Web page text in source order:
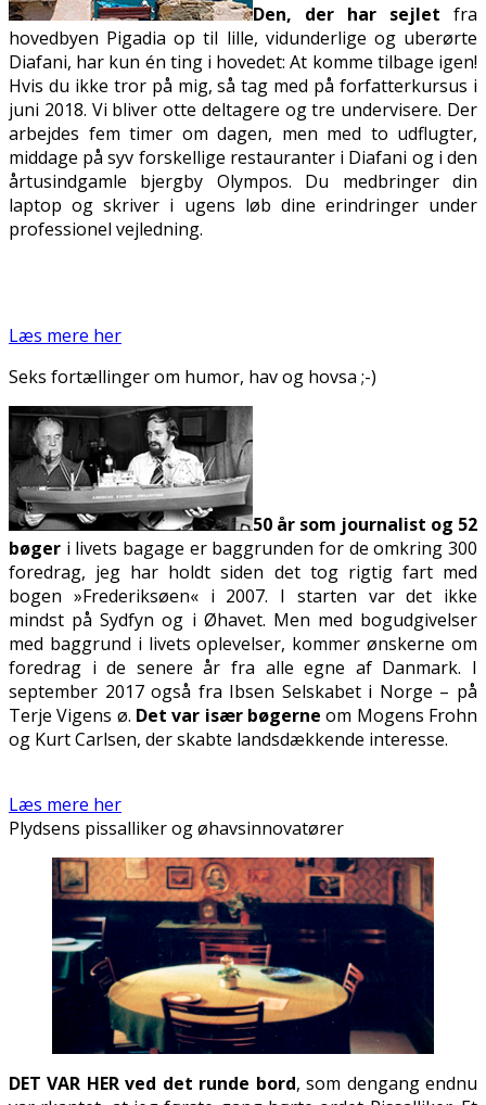
Den, der har sejlet fra
hovedbyen Pigadia op til lille, vidunderlige og uberørte
Diafani, har kun én ting i hovedet: At komme tilbage igen!
Hvis du ikke tror på mig, så tag med på forfatterkursus i
juni 2018. Vi bliver otte deltagere og tre undervisere. Der
arbejdes fem timer om dagen, men med to udflugter,
middage på syv forskellige restauranter i Diafani og i den
årtusindgamle bjergby Olympos. Du medbringer din
laptop og skriver i ugens løb dine erindringer under
professionel vejledning.
Læs mere her
Seks fortællinger om humor, hav og hovsa ;-)
50 år som journalist og 52
bøger i livets bagage er baggrunden for de omkring 300
foredrag, jeg har holdt siden det tog rigtig fart med
bogen »Frederiksøen« i 2007. I starten var det ikke
mindst på Sydfyn og i Øhavet. Men med bogudgivelser
med baggrund i livets oplevelser, kommer ønskerne om
foredrag i de senere år fra alle egne af Danmark. I
september 2017 også fra Ibsen Selskabet i Norge – på
Terje Vigens ø. Det var især bøgerne om Mogens Frohn
og Kurt Carlsen, der skabte landsdækkende interesse.
Læs mere her
Plydsens pissalliker og øhavsinnovatører
DET VAR HER ved det runde bord, som dengang endnu